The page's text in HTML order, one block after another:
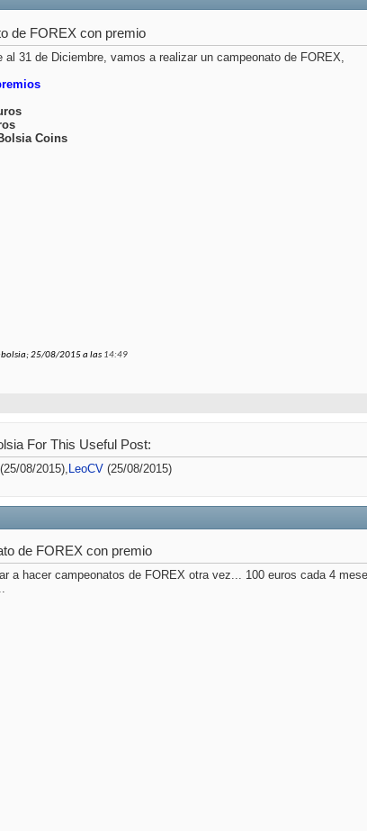
de FOREX con premio
al 31 de Diciembre, vamos a realizar un campeonato de FOREX,
Coins
25/08/2015 a las 14:49
For This Useful Post:
(25/08/2015), LeoCV (25/08/2015)
de FOREX con premio
a hacer campeonatos de FOREX otra vez... 100 euros cada 4